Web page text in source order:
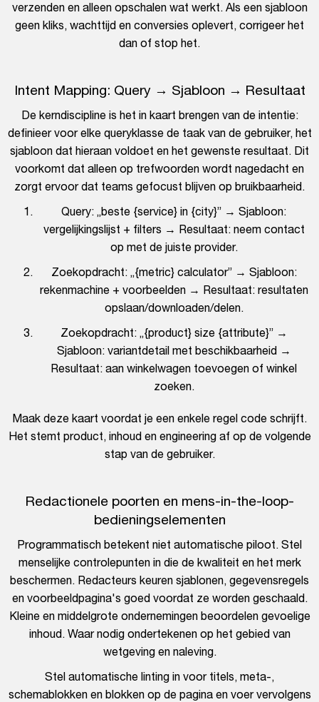
verzenden en alleen opschalen wat werkt. Als een sjabloon
geen kliks, wachttijd en conversies oplevert, corrigeer het
dan of stop het.
Intent Mapping: Query → Sjabloon → Resultaat
De kerndiscipline is het in kaart brengen van de intentie:
definieer voor elke queryklasse de taak van de gebruiker, het
sjabloon dat hieraan voldoet en het gewenste resultaat. Dit
voorkomt dat alleen op trefwoorden wordt nagedacht en
zorgt ervoor dat teams gefocust blijven op bruikbaarheid.
Query: „beste {service} in {city}” → Sjabloon:
vergelijkingslijst + filters → Resultaat: neem contact
op met de juiste provider.
Zoekopdracht: „{metric} calculator” → Sjabloon:
rekenmachine + voorbeelden → Resultaat: resultaten
opslaan/downloaden/delen.
Zoekopdracht: „{product} size {attribute}” →
Sjabloon: variantdetail met beschikbaarheid →
Resultaat: aan winkelwagen toevoegen of winkel
zoeken.
Maak deze kaart voordat je een enkele regel code schrijft.
Het stemt product, inhoud en engineering af op de volgende
stap van de gebruiker.
Redactionele poorten en mens-in-the-loop-
bedieningselementen
Programmatisch betekent niet automatische piloot. Stel
menselijke controlepunten in die de kwaliteit en het merk
beschermen. Redacteurs keuren sjablonen, gegevensregels
en voorbeeldpagina's goed voordat ze worden geschaald.
Kleine en middelgrote ondernemingen beoordelen gevoelige
inhoud. Waar nodig ondertekenen op het gebied van
wetgeving en naleving.
Stel automatische linting in voor titels, meta-,
schemablokken en blokken op de pagina en voer vervolgens